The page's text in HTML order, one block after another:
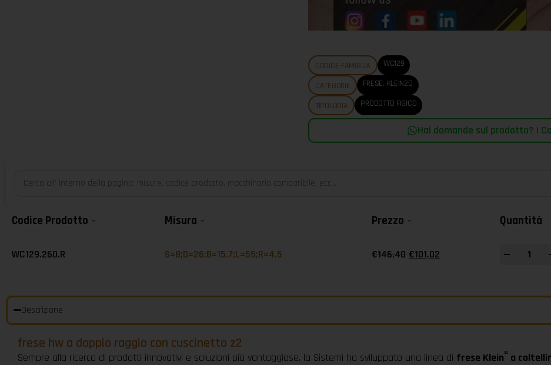
CODICE FAMIGLIA WC129
CATEGORIE FRESE, KLEIN20
TIPOLOGIA PRODOTTO FISICO
Hai domande sul prodotto? |
Codice Prodotto Misura Prezzo Quantità
WC129.260.R S=8;D=26;B=15.7;L=55;R=4.5 €146,40 €101,02
Descrizione
frese hw a doppio raggio con cuscinetto z2
Sempre alla ricerca di prodotti innovativi e soluzioni più vantaggiose. la Sistemi ha sviluppato una linea di frese Klein® a